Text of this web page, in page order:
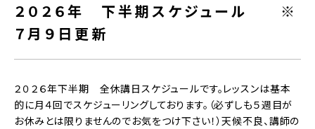
２０２６年 下半期スケジュール ※
７月９日更新
２０２６年下半期 全休講日スケジュールです。レッスンは基本
的に月４回でスケジューリングしております。（必ずしも５週目が
お休みとは限りませんのでお気をつけ下さい！）天候不良、講師の